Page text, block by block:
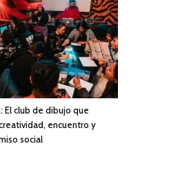
El club de dibujo que
encuentro y
social